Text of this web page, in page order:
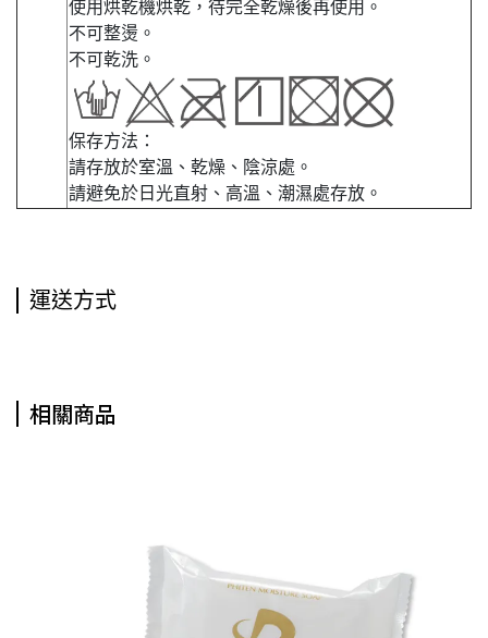
使用烘乾機烘乾，待完全乾燥後再使用。
不可整燙。
不可乾洗。
保存方法：
請存放於室溫、乾燥、陰涼處。
請避免於日光直射、高溫、潮濕處存放。
運送方式
相關商品